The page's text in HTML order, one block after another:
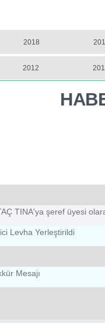
TINA'ya şeref üyesi
Levha Yerleştirildi
Mesajı
2018
2012